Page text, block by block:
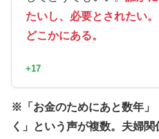
たいし、必要とされたい
どこかにある。
+17
※「お金のためにあと数年」
く」という声が複数。夫婦